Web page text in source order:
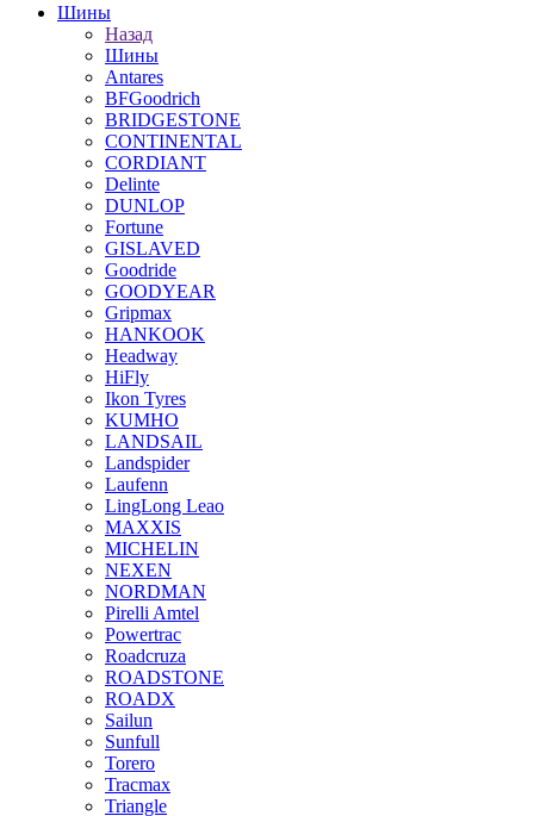
Шины
Назад
Шины
Antares
BFGoodrich
BRIDGESTONE
CONTINENTAL
CORDIANT
Delinte
DUNLOP
Fortune
GISLAVED
Goodride
GOODYEAR
Gripmax
HANKOOK
Headway
HiFly
Ikon Tyres
KUMHO
LANDSAIL
Landspider
Laufenn
LingLong Leao
MAXXIS
MICHELIN
NEXEN
NORDMAN
Pirelli Amtel
Powertrac
Roadcruza
ROADSTONE
ROADX
Sailun
Sunfull
Torero
Tracmax
Triangle